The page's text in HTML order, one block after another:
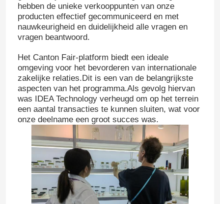
Producten
hebben de unieke verkooppunten van onze
producten effectief gecommuniceerd en met
nauwkeurigheid en duidelijkheid alle vragen en
vragen beantwoord.
Het Canton Fair-platform biedt een ideale
omgeving voor het bevorderen van internationale
zakelijke relaties.Dit is een van de belangrijkste
aspecten van het programma.Als gevolg hiervan
was IDEA Technology verheugd om op het terrein
een aantal transacties te kunnen sluiten, wat voor
onze deelname een groot succes was.